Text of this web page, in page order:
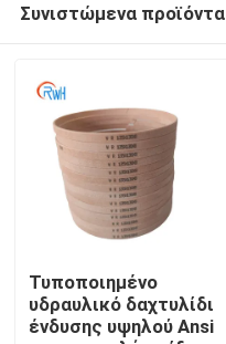
Σπίτι
Βίντεο
Συνιστώμενα προϊόντα
Τυποποιημένο
υδραυλικό δαχτυλίδι
ένδυσης υψηλού Ansi